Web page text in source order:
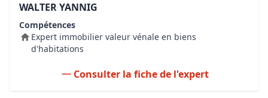
WALTER YANNIG
Compétences
Expert immobilier valeur vénale en biens
d'habitations
Consulter la fiche de l'expert